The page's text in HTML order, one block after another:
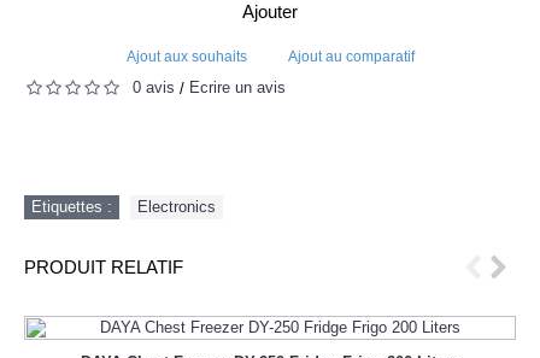
Ajouter
Ajout aux souhaits Ajout au comparatif
0 avis / Écrire un avis
Etiquettes : Electronics
PRODUIT RELATIF